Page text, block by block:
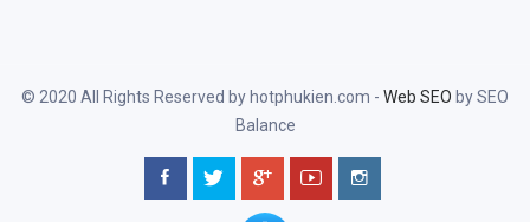
© 2020 All Rights Reserved by hotphukien.com - Web SEO by SEO
Balance